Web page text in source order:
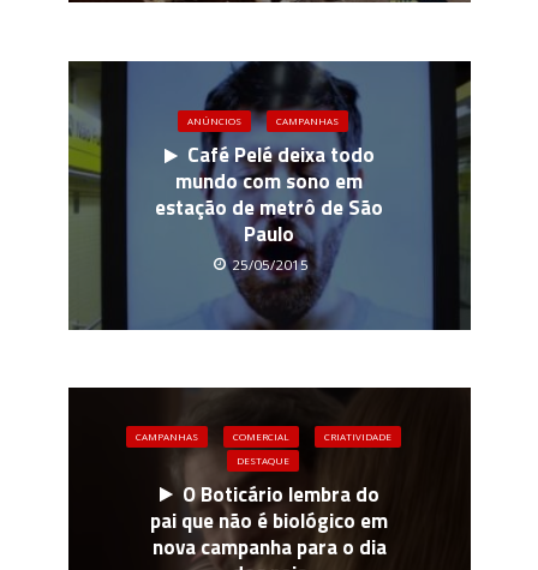
ANÚNCIOS CAMPANHAS
Café Pelé deixa todo
mundo com sono em
estação de metrô de São
Paulo
25/05/2015
CAMPANHAS COMERCIAL
CRIATIVIDADE
DESTAQUE
O Boticário lembra do
pai que não é biológico em
nova campanha para o dia